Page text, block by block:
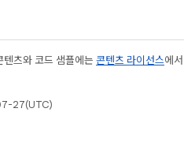
츠와 코드 샘플에는 콘텐츠 라이선스에
27(UTC)